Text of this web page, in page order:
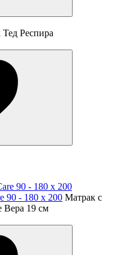
Респира
90 - 180 х 200 Матрак с
Вера 19 см